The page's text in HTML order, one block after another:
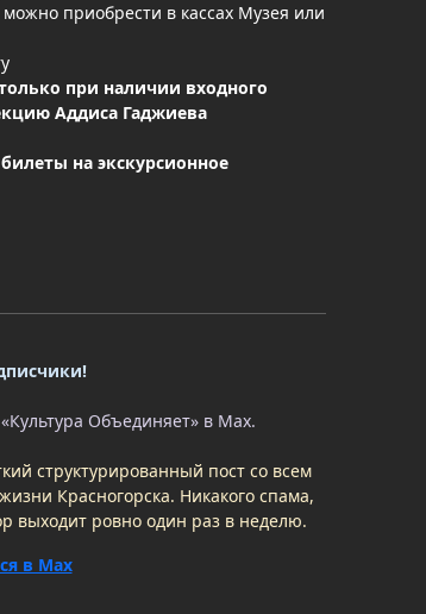
приобрести в кассах Музея или
при наличии входного
Аддиса Гаджиева
на экскурсионное
Объединяет» в Max.
структурированный пост со всем
Красногорска. Никакого спама,
выходит ровно один раз в неделю.
в Max